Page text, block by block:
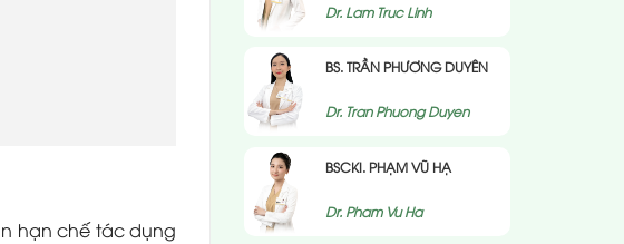
hạn chế tác dụng
Dr. Lam Truc Linh
BS. TRẦN PHƯƠNG DUYÊN
Dr. Tran Phuong Duyen
BSCKI. PHẠM VŨ HẠ
Dr. Pham Vu Ha